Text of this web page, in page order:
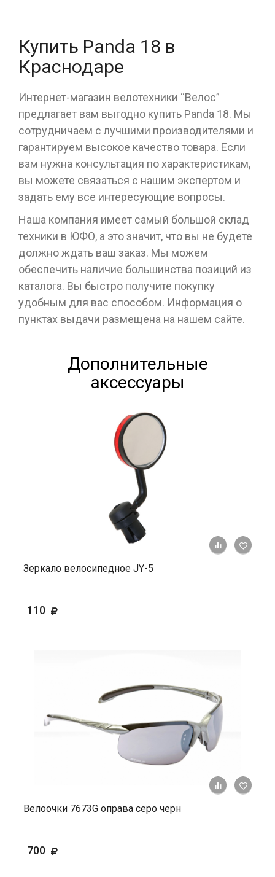
Купить Panda 18 в
Краснодаре
Интернет-магазин велотехники “Велос”
предлагает вам выгодно купить Panda 18. Мы
сотрудничаем с лучшими производителями и
гарантируем высокое качество товара. Если
вам нужна консультация по характеристикам,
вы можете связаться с нашим экспертом и
задать ему все интересующие вопросы.
Наша компания имеет самый большой склад
техники в ЮФО, а это значит, что вы не будете
должно ждать ваш заказ. Мы можем
обеспечить наличие большинства позиций из
каталога. Вы быстро получите покупку
удобным для вас способом. Информация о
пунктах выдачи размещена на нашем сайте.
Дополнительные
аксессуары
+ К
Зеркало велосипедное JY-5
110
+ К
Велоочки 7673G оправа серо черн
700